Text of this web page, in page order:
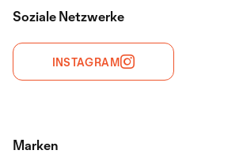
Soziale Netzwerke
INSTAGRAM
Marken